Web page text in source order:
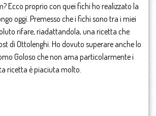
Ecco proprio con quei fichi ho realizzato la
oggi. Premesso che i fichi sono tra i miei
rifare, riadattandola, una ricetta che
di Ottolenghi. Ho dovuto superare anche lo
Goloso che non ama particolarmente i
ricetta è piaciuta molto.